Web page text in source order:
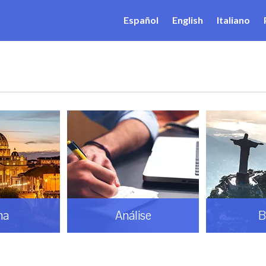
Español English Italiano
Análise